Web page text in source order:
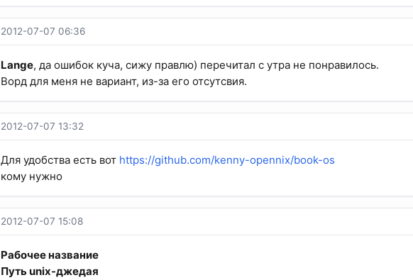
2012-07-07 06:36
Lange, да ошибок куча, сижу правлю) перечитал с утра не понравилось.
Ворд для меня не вариант, из-за его отсутсвия.
2012-07-07 13:32
Для удобства есть вот https://github.com/kenny-opennix/book-os
кому нужно
2012-07-07 15:08
Рабочее название
Путь unix-джедая